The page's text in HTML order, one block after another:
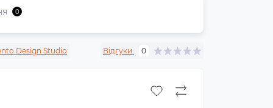
0
Design Studio Відгуки: 0